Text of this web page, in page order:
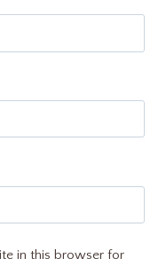
in this browser for